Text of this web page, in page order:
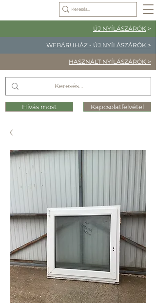
ÚJ NYÍLÁSZÁRÓK >
WEBÁRUHÁZ - ÚJ NYÍLÁSZÁRÓK >
HASZNÁLT NYÍLÁSZÁRÓK >
Hívás most Kapcsolatfelvétel